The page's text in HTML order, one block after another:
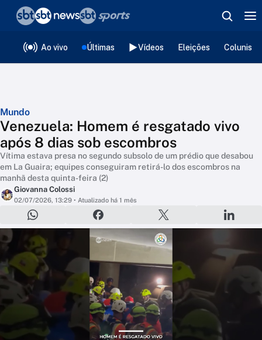
Ao vivo Últimas Vídeos Eleições
Mundo
Venezuela: Homem é resgatado vivo
após 8 dias sob escombros
Vítima estava presa no segundo subsolo de um prédio que desabou
em La Guaira; equipes conseguiram retirá-lo dos escombros na
manhã desta quinta-feira (2)
Giovanna Colossi
02/07/2026, 13:29 • Atualizado há 1 mês
❮voltar
Editorias